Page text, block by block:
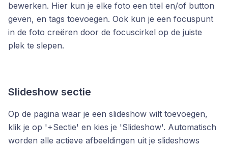
bewerken. Hier kun je elke foto een titel en/of button
geven, en tags toevoegen. Ook kun je een focuspunt
in de foto creëren door de focuscirkel op de juiste
plek te slepen.
Slideshow sectie
Op de pagina waar je een slideshow wilt toevoegen,
klik je op '+Sectie' en kies je 'Slideshow'. Automatisch
worden alle actieve afbeeldingen uit je slideshows